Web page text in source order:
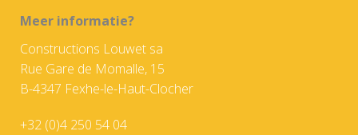
Meer informatie?
Constructions Louwet sa
Rue Gare de Momalle, 15
B-4347 Fexhe-le-Haut-Clocher
+32 (0)4 250 54 04